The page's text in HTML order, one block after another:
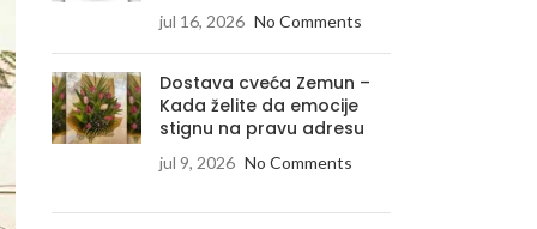
jul 16, 2026 No Comments
Dostava cveća Zemun –
Kada želite da emocije
stignu na pravu adresu
jul 9, 2026 No Comments